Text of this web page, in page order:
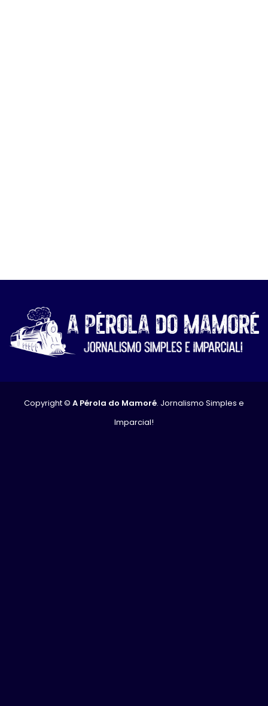
Copyright © A Pérola do Mamoré. Jornalismo Simples e
Imparcial!